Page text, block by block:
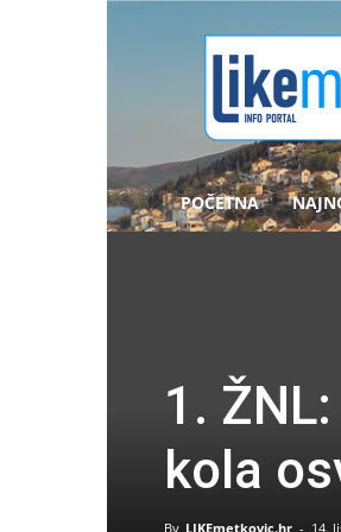
POČETNA
1.
kola
By LIKEmetkovic.hr - 14.